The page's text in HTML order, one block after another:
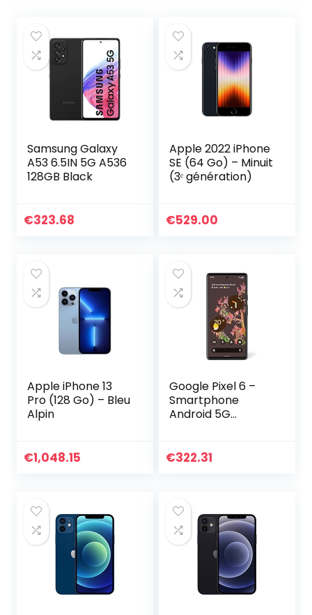
Samsung Galaxy
A53 6.5IN 5G A536
128GB Black
€323.68
Apple 2022 iPhone
SE (64 Go) – Minuit
(3ᵉ génération)
€529.00
Apple iPhone 13
Pro (128 Go) – Bleu
Alpin
€1,048.15
Google Pixel 6 –
Smartphone
Android 5G
50 Mpx et objectif
FR
€322.31